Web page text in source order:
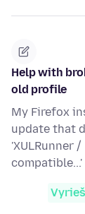
Help with
old profile
My Firefox
update that
'XULRunner